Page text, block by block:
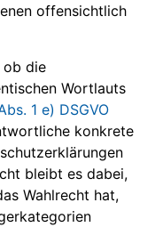
offensichtlich
ob die
Wortlauts
1 e) DSGVO
konkrete
bleibt es dabei,
Wahlrecht hat,